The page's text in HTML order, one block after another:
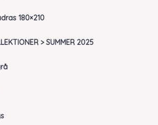
180×210
> SUMMER 2025